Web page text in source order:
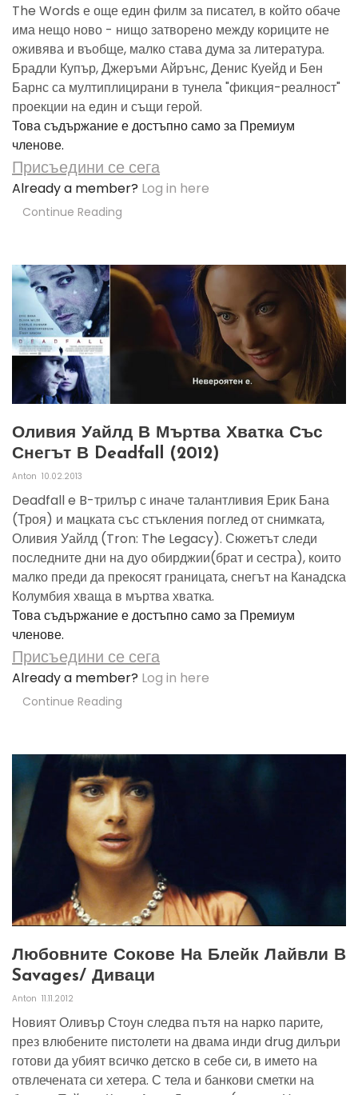
The Words е още един филм за писател, в който обаче
има нещо ново - нищо затворено между кориците не
оживява и въобще, малко става дума за литература.
Брадли Купър, Джеръми Айрънс, Денис Куейд и Бен
Барнс са мултиплицирани в тунела "фикция-реалност"
проекции на един и същи герой.
Това съдържание е достъпно само за Премиум
членове.
Присъедини се сега
Already a member? Log in here
Continue Reading
Оливия Уайлд В Мъртва Хватка Със
Снегът В Deadfall (2012)
Anton 10.02.2013
Deadfall e B-трилър с иначе талантливия Ерик Бана
(Троя) и мацката със стъкления поглед от снимката,
Оливия Уайлд (Tron: The Legacy). Сюжетът следи
последните дни на дуо обирджии(брат и сестра), които
малко преди да прекосят границата, снегът на Канадска
Колумбия хваща в мъртва хватка.
Това съдържание е достъпно само за Премиум
членове.
Присъедини се сега
Already a member? Log in here
Continue Reading
Любовните Сокове На Блейк Лайвли В
Savages/ Диваци
Anton 11.11.2012
Новият Оливър Стоун следва пътя на нарко парите,
през влюбените пистолети на двама инди drug дилъри
готови да убият всичко детско в себе си, в името на
отвлечената си хетера. С тела и банкови сметки на